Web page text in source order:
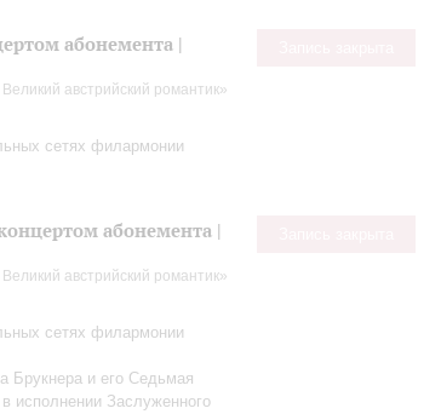
абонемента |
австрийский романтик»
сетях филармонии
абонемента |
австрийский романтик»
сетях филармонии
Брукнера и его Седьмая
исполнении Заслуженного